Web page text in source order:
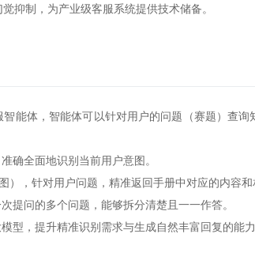
抑制，为产业级客服系统提供技术储备。
体，智能体可以针对用户的问题（赛题）查询
全面地识别当前用户意图。
，针对用户问题，精准返回手册中对应的内容和
问的多个问题，能够拆分清楚且一一作答。
，提升精准识别需求与生成自然丰富回复的能力